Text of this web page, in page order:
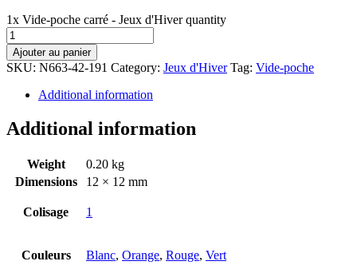
1x Vide-poche carré - Jeux d'Hiver quantity
Ajouter au panier
SKU: N663-42-191 Category: Jeux d'Hiver Tag: Vide-poche
Additional information
Additional information
Weight
0.20 kg
Dimensions
12 × 12 mm
Colisage 1
Couleurs Blanc, Orange, Rouge, Vert